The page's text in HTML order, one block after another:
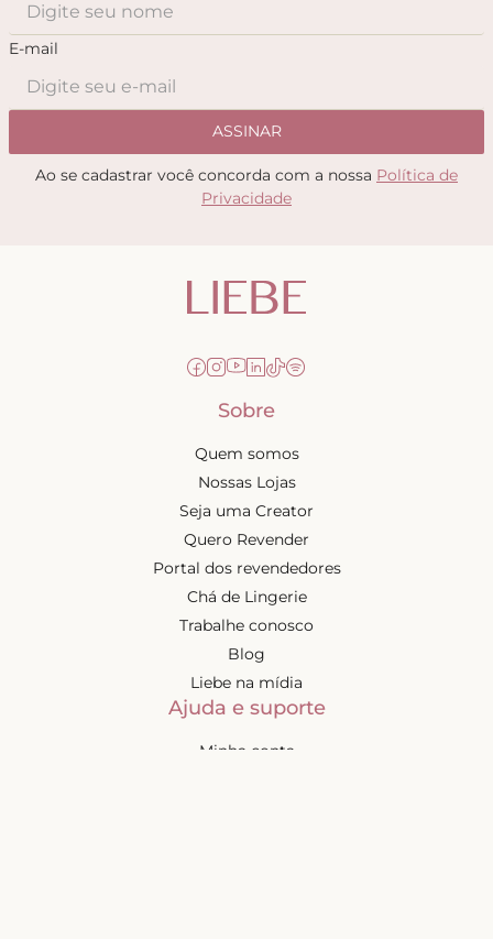
E-mail
ASSINAR
Ao se cadastrar você concorda com a nossa Política de
Privacidade
Sobre
Quem somos
Nossas Lojas
Seja uma Creator
Quero Revender
Portal dos revendedores
Chá de Lingerie
Trabalhe conosco
Blog
Liebe na mídia
Ajuda e suporte
Minha conta